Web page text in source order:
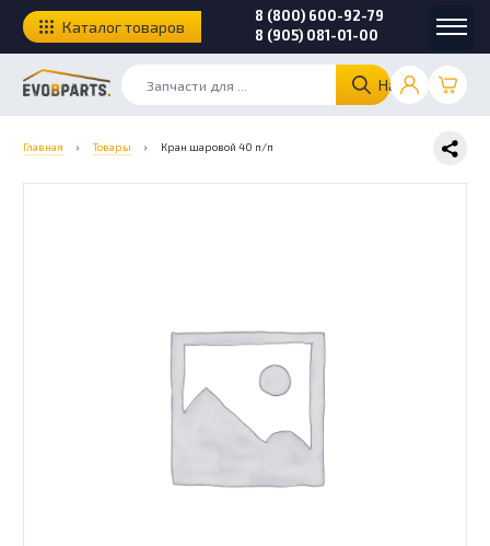
Найти
8 (800) 600-92-79
8 (905) 081-01-00
Каталог товаров
Главная › Товары › Кран шаровой 40 п/п